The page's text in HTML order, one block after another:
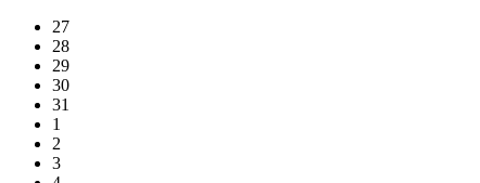
27
28
29
30
31
1
2
3